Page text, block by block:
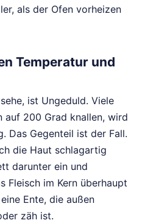
als der Ofen vorheizen
Temperatur und
ist Ungeduld. Viele
auf 200 Grad knallen, wird
Das Gegenteil ist der Fall.
die Haut schlagartig
darunter ein und
Fleisch im Kern überhaupt
Ente, die außen
zäh ist.